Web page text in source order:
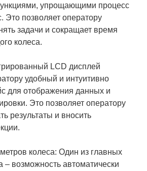
упрощающими процесс
Это позволяет оператору
задачи и сокращает время
колеса.
LCD дисплей
удобный и интуитивно
для отображения данных и
Это позволяет оператору
результаты и вносить
колеса: Один из главных
– возможность автоматически